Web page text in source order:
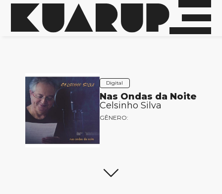
Digital
Nas Ondas da Noite
Celsinho Silva
GÊNERO: